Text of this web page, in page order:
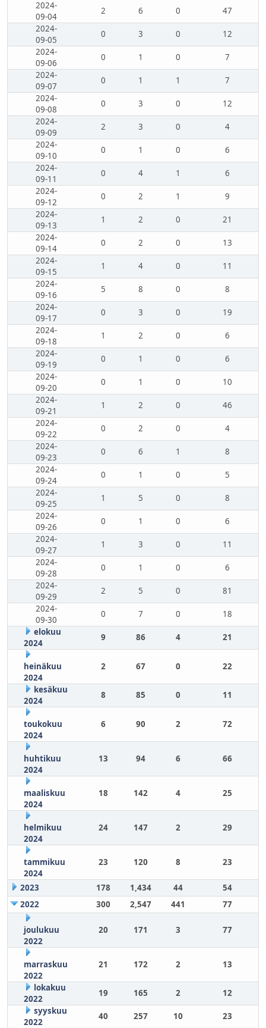
2024-
09-04
2 6 0
47
2024-
09-05
0 3 0
12
2024-
09-06
0 1 0
7
2024-
09-07
0 1 1
7
2024-
09-08
0 3 0
12
2024-
09-09
2 3 0
4
2024-
09-10
0 1 0
6
2024-
09-11
0 4 1
6
2024-
09-12
0 2 1
9
2024-
09-13
1 2 0
21
2024-
09-14
0 2 0
13
2024-
09-15
1 4 0
11
2024-
09-16
5 8 0
8
2024-
09-17
0 3 0
19
2024-
09-18
1 2 0
6
2024-
09-19
0 1 0
6
2024-
09-20
0 1 0
10
2024-
09-21
1 2 0
46
2024-
09-22
0 2 0
4
2024-
09-23
0 6 1
8
2024-
09-24
0 1 0
5
2024-
09-25
1 5 0
8
2024-
09-26
0 1 0
6
2024-
09-27
1 3 0
11
2024-
09-28
0 1 0
6
2024-
09-29
2 5 0
81
2024-
09-30
0 7 0
18
elokuu
2024
9 86 4 21
heinäkuu
2024
2 67 0 22
kesäkuu
2024
8 85 0 11
toukokuu
2024
6 90 2 72
huhtikuu
2024
13 94 6 66
maaliskuu
2024
18 142 4 25
helmikuu
2024
24 147 2 29
tammikuu
2024
23 120 8 23
2023 178 1,434 44
54
2022
300 2,547 441 77
joulukuu
2022
20 171 3 77
marraskuu
2022
21 172 2 13
lokakuu
2022
19 165 2
12
syyskuu
2022
40 257 10
23